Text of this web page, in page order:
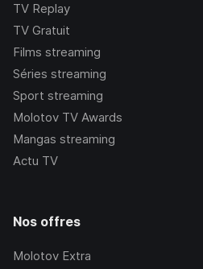
TV Replay
TV Gratuit
Films streaming
Séries streaming
Sport streaming
Molotov TV Awards
Mangas streaming
Actu TV
Nos offres
Molotov Extra